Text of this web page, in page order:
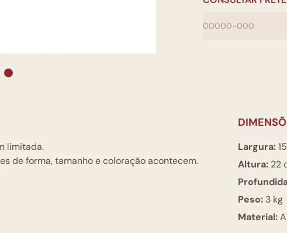
limitada.
de forma, tamanho e coloração acontecem.
Largura:
Altura: 22
Peso: 3 kg
Material: